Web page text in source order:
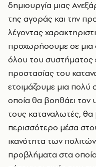
δημιουργία μιας
της αγοράς και την
λέγοντας
προχωρήσουμε σε μια
όλου του συστήματος
προστασίας του
ετοιμάζουμε μια πολύ
οποία θα βοηθάει τον
τους καταναλωτές, θα
περισσότερο μέσα
ικανότητα των
προβλήματα στα